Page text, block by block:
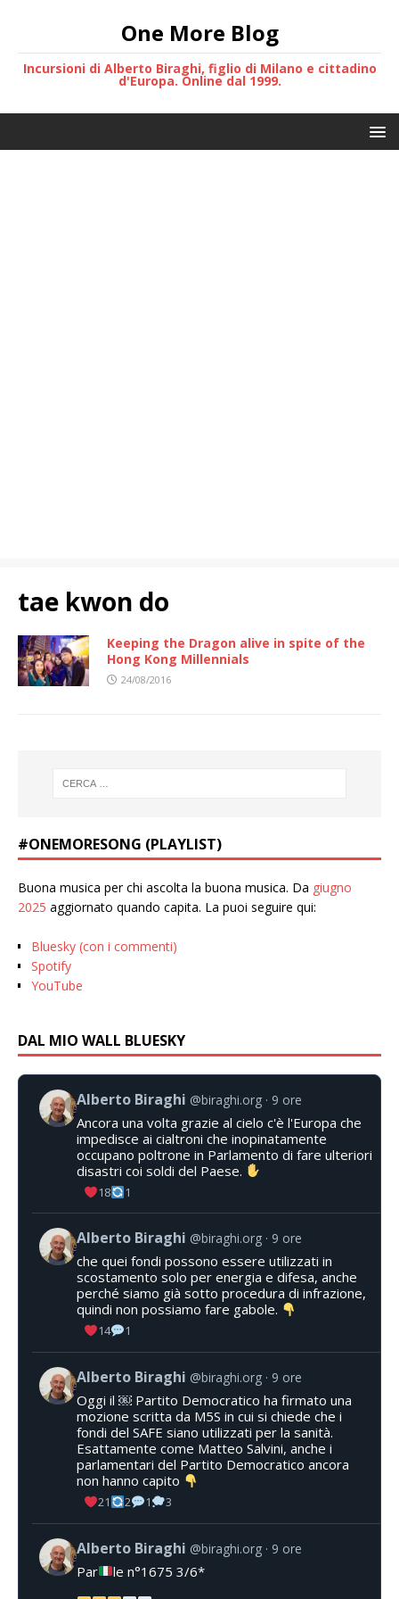
One More Blog
Incursioni di Alberto Biraghi, figlio di Milano e cittadino
d'Europa. Online dal 1999.
tae kwon do
Keeping the Dragon alive in spite of the
Hong Kong Millennials
24/08/2016
#ONEMORESONG (PLAYLIST)
Buona musica per chi ascolta la buona musica. Da giugno
2025 aggiornato quando capita. La puoi seguire qui:
Bluesky (con i commenti)
Spotify
YouTube
DAL MIO WALL BLUESKY
Alberto Biraghi @biraghi.org 9 ore
Ancora una volta grazie al cielo c'è l'Europa che
impedisce ai cialtroni che inopinatamente
occupano poltrone in Parlamento di fare ulteriori
disastri coi soldi del Paese.
18 1
Alberto Biraghi @biraghi.org 9 ore
che quei fondi possono essere utilizzati in
scostamento solo per energia e difesa, anche
perché siamo già sotto procedura di infrazione,
quindi non possiamo fare gabole.
14 1
Alberto Biraghi @biraghi.org 9 ore
Oggi il ￼ Partito Democratico ha firmato una
mozione scritta da M5S in cui si chiede che i
fondi del SAFE siano utilizzati per la sanità.
Esattamente come Matteo Salvini, anche i
parlamentari del Partito Democratico ancora
non hanno capito
21 2 1 3
Alberto Biraghi @biraghi.org 9 ore
Par le n°1675 3/6*